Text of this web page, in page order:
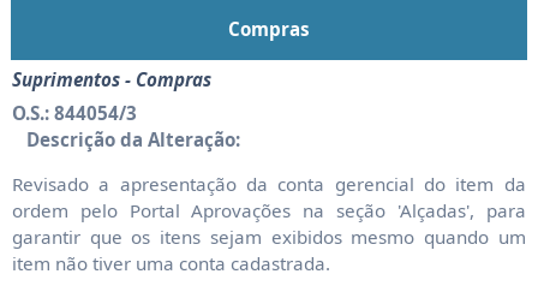
Compras
Suprimentos - Compras
O.S.: 844054/3
Descrição da Alteração:
Revisado a apresentação da conta gerencial do item da
ordem pelo Portal Aprovações na seção 'Alçadas', para
garantir que os itens sejam exibidos mesmo quando um
item não tiver uma conta cadastrada.